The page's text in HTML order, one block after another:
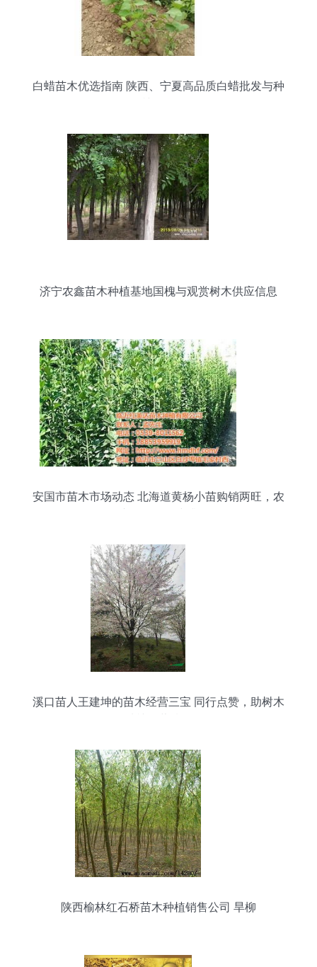
白蜡苗木优选指南 陕西、宁夏高品质白蜡批发与种
济宁农鑫苗木种植基地国槐与观赏树木供应信息
安国市苗木市场动态 北海道黄杨小苗购销两旺，农
溪口苗人王建坤的苗木经营三宝 同行点赞，助树木
陕西榆林红石桥苗木种植销售公司 旱柳